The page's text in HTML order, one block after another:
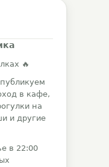
🔥
в кафе,
на
и другие
в 22:00